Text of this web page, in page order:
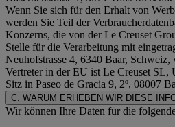
Wenn Sie sich für den Erhalt von
werden Sie Teil der
Konzerns, die von der Le Creuset
Stelle für die Verarbeitung mit
Neuhofstrasse 4, 6340 Baar,
Vertreter in der EU ist Le Creuset
Sitz in Paseo de Gracia 9, 2º, 08007
C. WARUM ERHEBEN WIR DIESE
Wir können Ihre Daten für die